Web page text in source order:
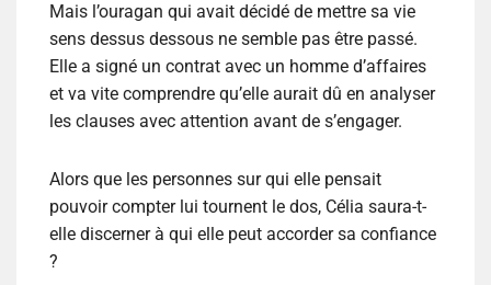
Mais l’ouragan qui avait décidé de mettre sa vie
sens dessus dessous ne semble pas être passé.
Elle a signé un contrat avec un homme d’affaires
et va vite comprendre qu’elle aurait dû en analyser
les clauses avec attention avant de s’engager.
Alors que les personnes sur qui elle pensait
pouvoir compter lui tournent le dos, Célia saura-t-
elle discerner à qui elle peut accorder sa confiance
?